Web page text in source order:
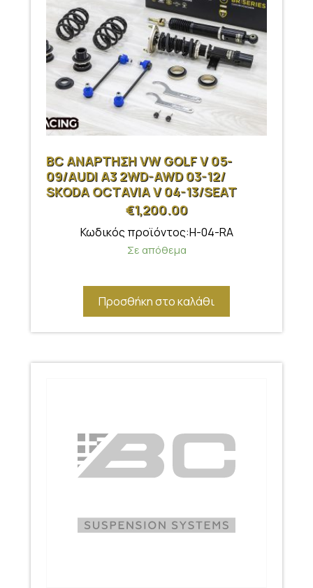
BC ΑΝΑΡΤΗΣΗ VW GOLF V 05-
09/AUDI A3 2WD-AWD 03-12/
SKODA OCTAVIA V 04-13/SEAT
€1,200.00
Κωδικός προϊόντος:H-04-RA
Σε απόθεμα
Προσθήκη στο καλάθι